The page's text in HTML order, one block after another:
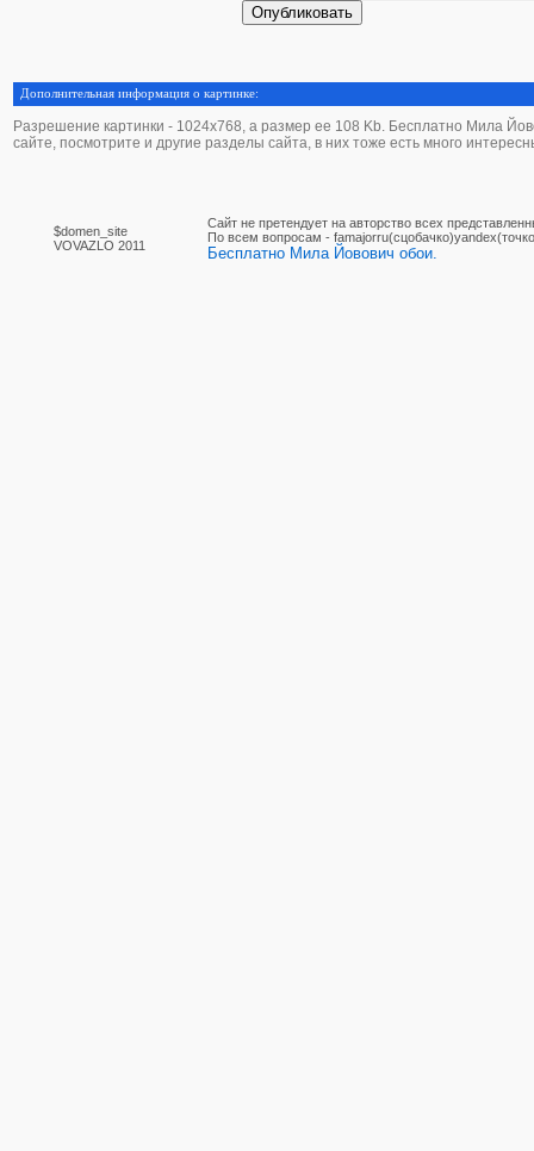
Дополнительная информация о картинке:
Разрешение картинки - 1024х768, а размер ее 108 Kb. Бесплатно Мила
сайте, посмотрите и другие разделы сайта, в них тоже есть много
$domen_site
VOVAZLO 2011
Сайт не претендует на авторство всех
По вcем вопросам -
Бесплатно Мила Йовович обои.